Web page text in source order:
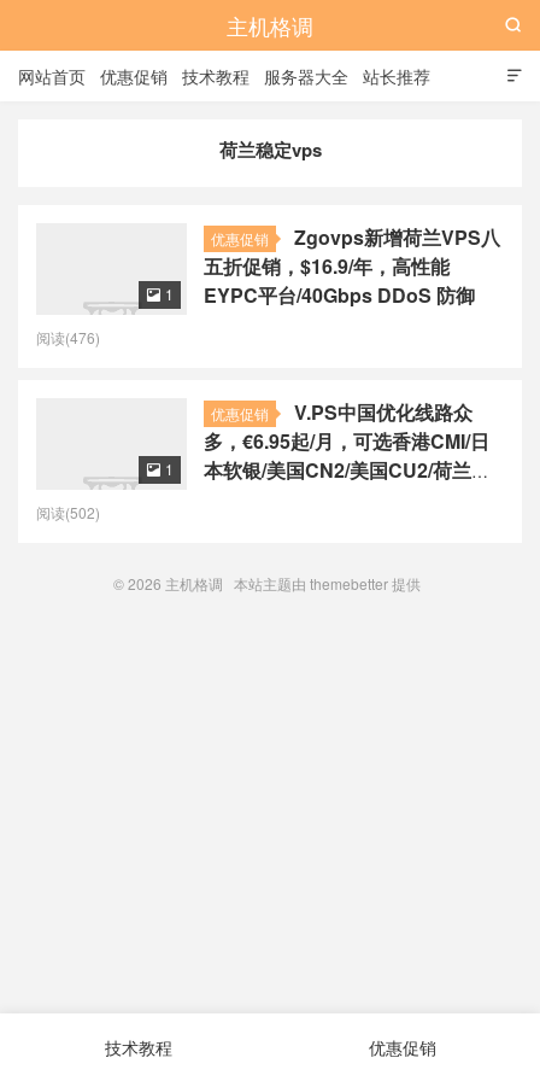
主机格调

网站首页 优惠促销 技术教程 服务器大全 站长推荐

荷兰稳定vps
优惠促销
Zgovps新增荷兰VPS八
五折促销，$16.9/年，高性能
EYPC平台/40Gbps DDoS 防御
 1
阅读(476)
优惠促销
V.PS中国优化线路众
多，€6.95起/月，可选香港CMI/日
本软银/美国CN2/美国CU2/荷兰
 1
阅读(502)
© 2026 主机格调 本站主题由 themebetter提供
技术教程 优惠促销